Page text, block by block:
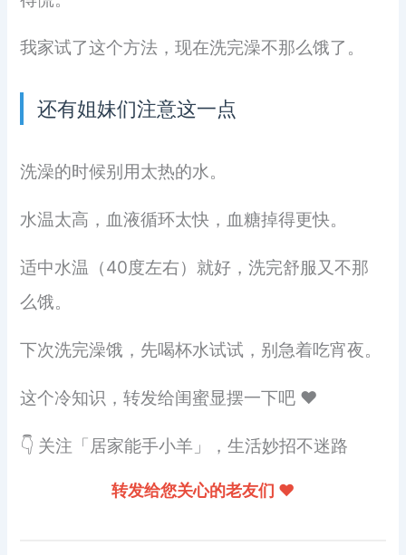
我家试了这个方法，现在洗完澡不那么饿了。
还有姐妹们注意这一点
洗澡的时候别用太热的水。
水温太高，血液循环太快，血糖掉得更快。
适中水温（40度左右）就好，洗完舒服又不那
么饿。
下次洗完澡饿，先喝杯水试试，别急着吃宵夜。
这个冷知识，转发给闺蜜显摆一下吧 ❤️
👇 关注「居家能手小羊」，生活妙招不迷路
转发给您关心的老友们 ❤️